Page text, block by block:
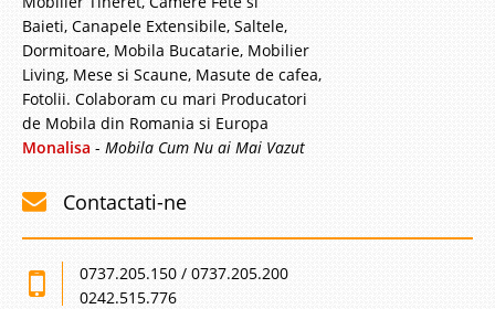
Baieti, Canapele Extensibile, Saltele,
Dormitoare, Mobila Bucatarie, Mobilier
Living, Mese si Scaune, Masute de cafea,
Fotolii. Colaboram cu mari Producatori
de Mobila din Romania si Europa
Monalisa - Mobila Cum Nu ai Mai Vazut
Contactati-ne
0737.205.150 / 0737.205.200
0242.515.776